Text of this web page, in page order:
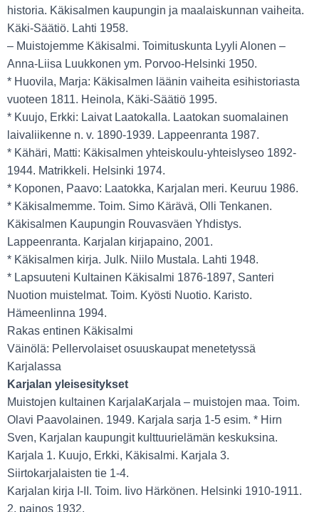
historia. Käkisalmen kaupungin ja maalaiskunnan vaiheita.
Käki-Säätiö. Lahti 1958.
– Muistojemme Käkisalmi. Toimituskunta Lyyli Alonen –
Anna-Liisa Luukkonen ym. Porvoo-Helsinki 1950.
* Huovila, Marja: Käkisalmen läänin vaiheita esihistoriasta
vuoteen 1811. Heinola, Käki-Säätiö 1995.
* Kuujo, Erkki: Laivat Laatokalla. Laatokan suomalainen
laivaliikenne n. v. 1890-1939. Lappeenranta 1987.
* Kähäri, Matti: Käkisalmen yhteiskoulu-yhteislyseo 1892-
1944. Matrikkeli. Helsinki 1974.
* Koponen, Paavo: Laatokka, Karjalan meri. Keuruu 1986.
* Käkisalmemme. Toim. Simo Kärävä, Olli Tenkanen.
Käkisalmen Kaupungin Rouvasväen Yhdistys.
Lappeenranta. Karjalan kirjapaino, 2001.
* Käkisalmen kirja. Julk. Niilo Mustala. Lahti 1948.
* Lapsuuteni Kultainen Käkisalmi 1876-1897, Santeri
Nuotion muistelmat. Toim. Kyösti Nuotio. Karisto.
Hämeenlinna 1994.
Rakas entinen Käkisalmi
Väinölä: Pellervolaiset osuuskaupat menetetyssä
Karjalassa
Karjalan yleisesitykset
Muistojen kultainen KarjalaKarjala – muistojen maa. Toim.
Olavi Paavolainen. 1949. Karjala sarja 1-5 esim. * Hirn
Sven, Karjalan kaupungit kulttuurielämän keskuksina.
Karjala 1. Kuujo, Erkki, Käkisalmi. Karjala 3.
Siirtokarjalaisten tie 1-4.
Karjalan kirja I-II. Toim. Iivo Härkönen. Helsinki 1910-1911.
2. painos 1932.